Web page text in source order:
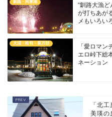
釧路・阿寒湖
“釧路大漁
が打ちあが
メもいろい
大沼・松前・長万部
「愛ロマ
エロ峠下総
ネーション
「北
美瑛の